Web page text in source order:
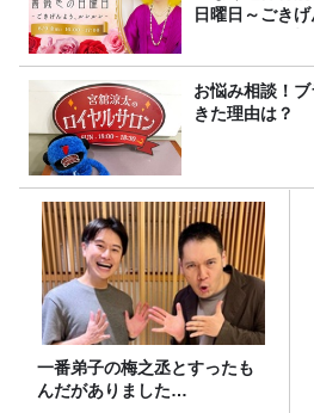
日曜日～ごき
お悩み相談！
きた理由は？
一番弟子の梅之丞とすったも
んだがありました…